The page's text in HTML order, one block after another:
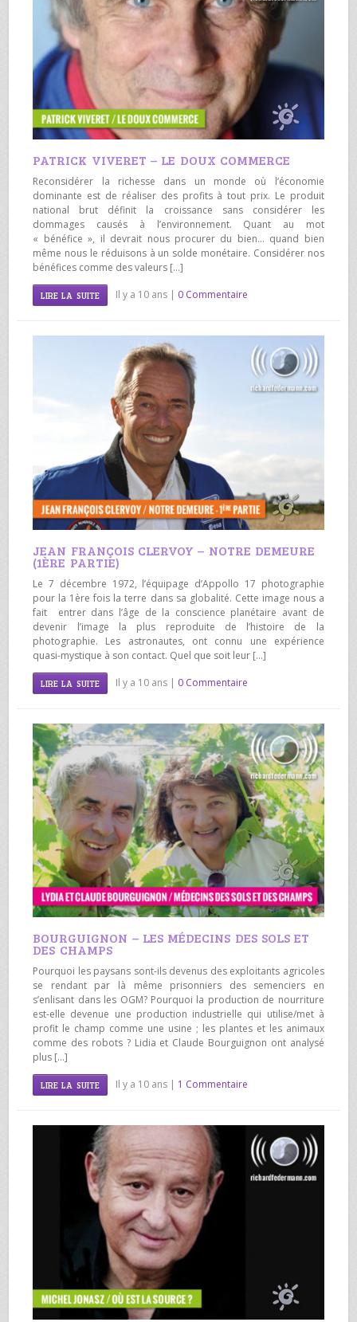
PATRICK VIVERET – LE DOUX COMMERCE
Reconsidérer la richesse dans un monde où l’économie
dominante est de réaliser des profits à tout prix. Le produit
national brut définit la croissance sans considérer les
dommages causés à l’environnement. Quant au mot
« bénéfice », il devrait nous procurer du bien… quand bien
même nous le réduisons à un solde monétaire. Considérer nos
bénéfices comme des valeurs […]
LIRE LA SUITE Il y a 10 ans | 0 Commentaire
JEAN FRANÇOIS CLERVOY – NOTRE DEMEURE
(1ÈRE PARTIE)
Le 7 décembre 1972, l’équipage d’Appollo 17 photographie
pour la 1ère fois la terre dans sa globalité. Cette image nous a
fait entrer dans l’âge de la conscience planétaire avant de
devenir l’image la plus reproduite de l’histoire de la
photographie. Les astronautes, ont connu une expérience
quasi-mystique à son contact. Quel que soit leur […]
LIRE LA SUITE Il y a 10 ans | 0 Commentaire
BOURGUIGNON – LES MÉDECINS DES SOLS ET
DES CHAMPS
Pourquoi les paysans sont-ils devenus des exploitants agricoles
se rendant par là même prisonniers des semenciers en
s’enlisant dans les OGM? Pourquoi la production de nourriture
est-elle devenue une production industrielle qui utilise/met à
profit le champ comme une usine ; les plantes et les animaux
comme des robots ? Lidia et Claude Bourguignon ont analysé
plus […]
LIRE LA SUITE Il y a 10 ans | 1 Commentaire